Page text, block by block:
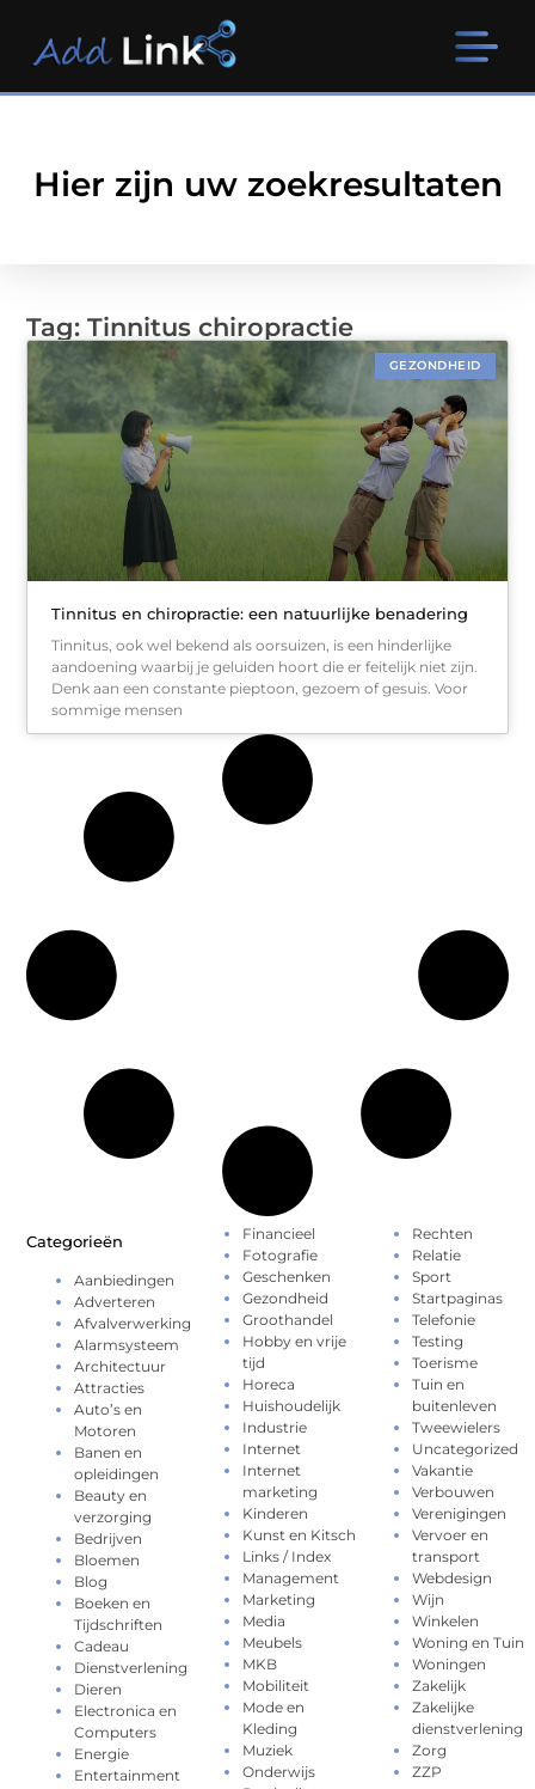
Hier zijn uw zoekresultaten
Tag: Tinnitus chiropractie
GEZONDHEID
Tinnitus en chiropractie: een natuurlijke benadering
Tinnitus, ook wel bekend als oorsuizen, is een hinderlijke
aandoening waarbij je geluiden hoort die er feitelijk niet zijn.
Denk aan een constante pieptoon, gezoem of gesuis. Voor
sommige mensen
Categorieën
Aanbiedingen
Adverteren
Afvalverwerking
Alarmsysteem
Architectuur
Attracties
Auto’s en
Motoren
Banen en
opleidingen
Beauty en
verzorging
Bedrijven
Bloemen
Blog
Boeken en
Tijdschriften
Cadeau
Dienstverlening
Dieren
Electronica en
Computers
Energie
Entertainment
Financieel
Fotografie
Geschenken
Gezondheid
Groothandel
Hobby en vrije
tijd
Horeca
Huishoudelijk
Industrie
Internet
Internet
marketing
Kinderen
Kunst en Kitsch
Links / Index
Management
Marketing
Media
Meubels
MKB
Mobiliteit
Mode en
Kleding
Muziek
Onderwijs
Rechten
Relatie
Sport
Startpaginas
Telefonie
Testing
Toerisme
Tuin en
buitenleven
Tweewielers
Uncategorized
Vakantie
Verbouwen
Verenigingen
Vervoer en
transport
Webdesign
Wijn
Winkelen
Woning en Tuin
Woningen
Zakelijk
Zakelijke
dienstverlening
Zorg
ZZP